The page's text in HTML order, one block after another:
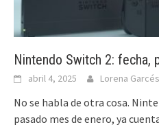
Nintendo Switch 2: fecha,
abril 4, 2025 Lorena
No se habla de otra cosa.
pasado mes de enero, ya